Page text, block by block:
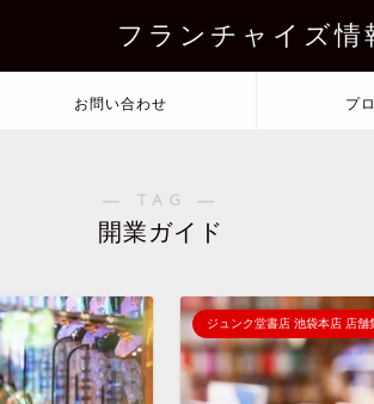
フランチャイズ情
お問い合わせ プ
― TAG ―
開業ガイド
ジュンク堂書店 池袋本店 店舗